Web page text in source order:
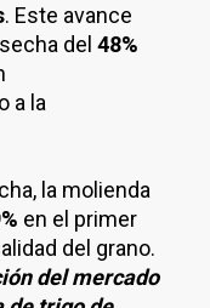
. Este avance
del 48%
a la
la molienda
en el primer
del grano.
del mercado